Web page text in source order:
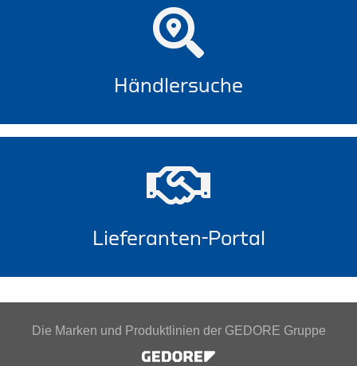
Händlersuche
Lieferanten-Portal
Die Marken und Produktlinien der GEDORE Gruppe